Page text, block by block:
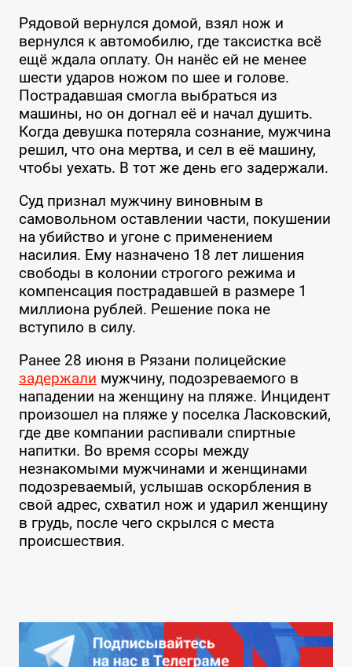
Рядовой вернулся домой, взял нож и
вернулся к автомобилю, где таксистка всё
ещё ждала оплату. Он нанёс ей не менее
шести ударов ножом по шее и голове.
Пострадавшая смогла выбраться из
машины, но он догнал её и начал душить.
Когда девушка потеряла сознание, мужчина
решил, что она мертва, и сел в её машину,
чтобы уехать. В тот же день его задержали.
Суд признал мужчину виновным в
самовольном оставлении части, покушении
на убийство и угоне с применением
насилия. Ему назначено 18 лет лишения
свободы в колонии строгого режима и
компенсация пострадавшей в размере 1
миллиона рублей. Решение пока не
вступило в силу.
Ранее 28 июня в Рязани полицейские
задержали мужчину, подозреваемого в
нападении на женщину на пляже. Инцидент
произошел на пляже у поселка Ласковский,
где две компании распивали спиртные
напитки. Во время ссоры между
незнакомыми мужчинами и женщинами
подозреваемый, услышав оскорбления в
свой адрес, схватил нож и ударил женщину
в грудь, после чего скрылся с места
происшествия.